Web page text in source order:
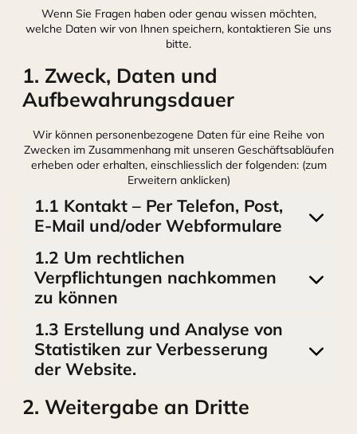
Wenn Sie Fragen haben oder genau wissen möchten,
welche Daten wir von Ihnen speichern, kontaktieren Sie uns
bitte.
1. Zweck, Daten und
Aufbewahrungsdauer
Wir können personenbezogene Daten für eine Reihe von
Zwecken im Zusammenhang mit unseren Geschäftsabläufen
erheben oder erhalten, einschliesslich der folgenden: (zum
Erweitern anklicken)
1.1 Kontakt – Per Telefon, Post,
E-Mail und/oder Webformulare
1.2 Um rechtlichen
Verpflichtungen nachkommen
zu können
1.3 Erstellung und Analyse von
Statistiken zur Verbesserung
der Website.
2. Weitergabe an Dritte